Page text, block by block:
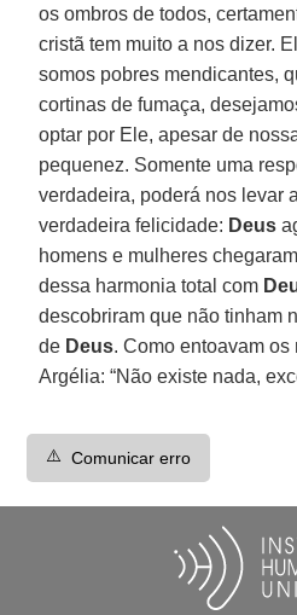
os ombros de todos,
cristã tem muito a nos dizer.
somos pobres mendicantes,
cortinas de fumaça,
optar por Ele, apesar de
pequenez. Somente uma
verdadeira, poderá nos levar
verdadeira felicidade: Deus
homens e mulheres
dessa harmonia total com
descobriram que não tinham
de Deus. Como entoavam
Argélia: “Não existe nada,
⚠️ Comunicar erro